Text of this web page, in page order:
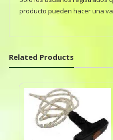
producto pueden hacer una
Related Products